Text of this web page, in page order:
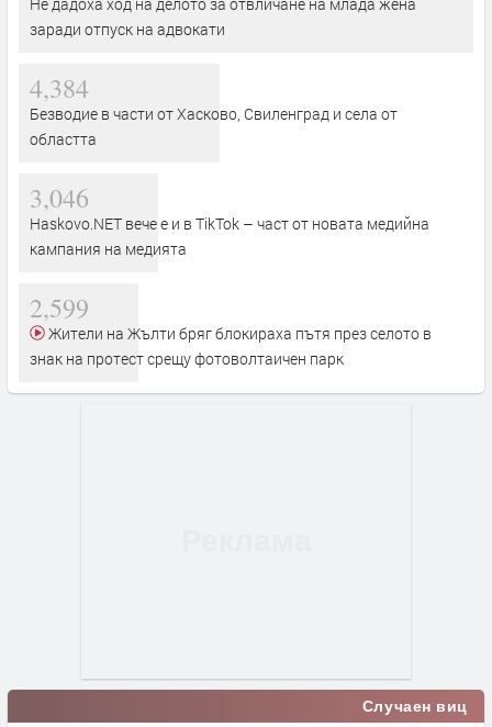
заради отпуск на адвокати
4,384
Безводие в части от Хасково, Свиленград и села от
областта
3,046
Haskovo.NET вече е и в TikTok – част от новата медийна
кампания на медията
2,599
знак на протест срещу фотоволтаичен парк
Случаен виц